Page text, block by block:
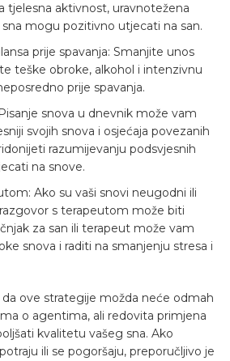
tjelesna aktivnost, uravnotežena
mogu pozitivno utjecati na san.
prije spavanja: Smanjite unos
teške obroke, alkohol i intenzivnu
prije spavanja.
snova u dnevnik može vam
svojih snova i osjećaja povezanih
razumijevanju podsvjesnih
na snove.
Ako su vaši snovi neugodni ili
s terapeutom može biti
za san ili terapeut može vam
snova i raditi na smanjenju stresa i
ove strategije možda neće odmah
o agentima, ali redovita primjena
kvalitetu vašeg sna. Ako
ili se pogoršaju, preporučljivo je